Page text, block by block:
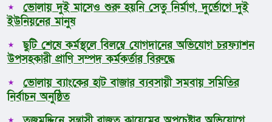
ভোলায় দুই মাসেও শুরু হয়নি সেতু নির্মাণ, দুর্ভোগে দুই
ইউনিয়নের মানুষ
ছুটি শেষে কর্মস্থলে বিলম্বে যোগদানের অভিযোগ চরফ্যাশন
উপসহকারী প্রাণি সম্পদ কর্মকর্তার বিরুদ্ধে
ভোলায় ব্যাংকের হাট বাজার ব্যবসায়ী সমবায় সমিতির
নির্বাচন অনুষ্ঠিত